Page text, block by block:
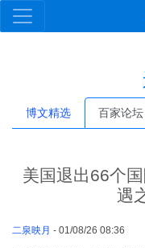
博文精选 百家论坛
美国退出66个
遇
二泉映月 - 01/08/26 08:36